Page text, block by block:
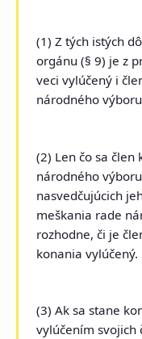
(1) Z tých istých
orgánu (§ 9) je z
veci vylúčený i
národného
(2) Len čo sa
národného
nasvedčujúcich
meškania rade
rozhodne, či je
konania vylúčený.
(3) Ak sa stane
vylúčením svojich